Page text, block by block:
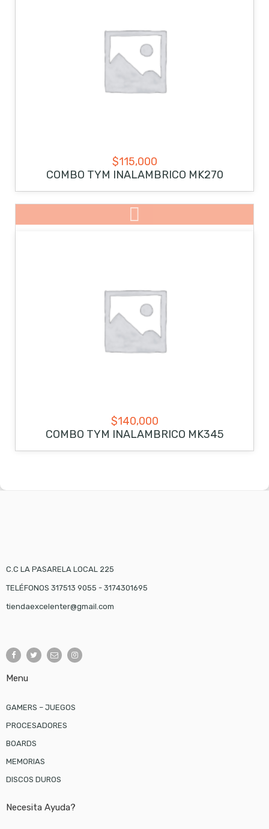
$115,000
COMBO TYM INALAMBRICO MK270
$140,000
COMBO TYM INALAMBRICO MK345
C.C LA PASARELA LOCAL 225
TELÉFONOS 317513 9055 - 3174301695
tiendaexcelenter@gmail.com
Menu
GAMERS – JUEGOS
PROCESADORES
BOARDS
MEMORIAS
DISCOS DUROS
Necesita Ayuda?